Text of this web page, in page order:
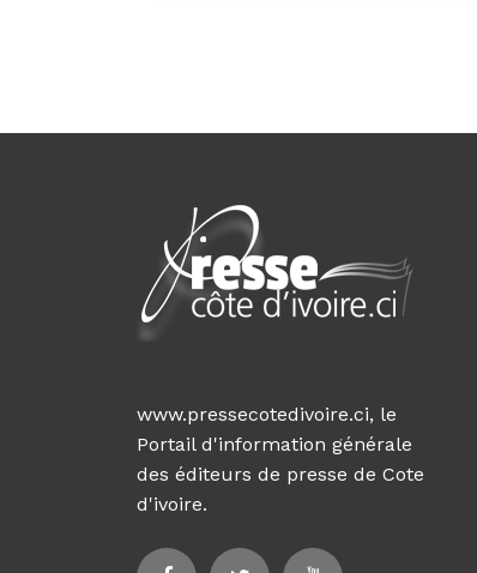
www.pressecotedivoire.ci, le
Portail d'information générale
des éditeurs de presse de Cote
d'ivoire.